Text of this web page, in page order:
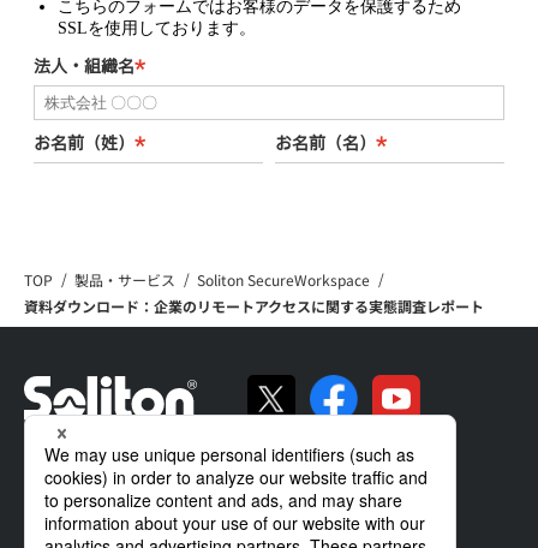
TOP 製品・サービス
Soliton SecureWorkspace
資料ダウンロード：企業のリモートアクセスに関する実態調査レポート
ソリトンの強み
製品・サービス
導入事例